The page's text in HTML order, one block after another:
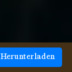
Herunterladen